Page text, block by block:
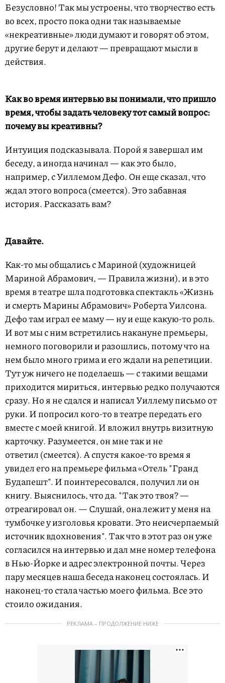
Безусловно! Так мы устроены, что творчество есть
во всех, просто пока одни так называемые
«некреативные» люди думают и говорят об этом,
другие берут и делают — превращают мысли в
действия.
Как во время интервью вы понимали, что пришло
время, чтобы задать человеку тот самый вопрос:
почему вы креативны?
Интуиция подсказывала. Порой я завершал им
беседу, а иногда начинал — как это было,
например, с Уиллемом Дефо. Он еще сказал, что
ждал этого вопроса (смеется). Это забавная
история. Рассказать вам?
Давайте.
Как-то мы общались с Мариной (художницей
Мариной Абрамович, — Правила жизни), и в это
время в театре шла подготовка спектакль «Жизнь
и смерть Марины Абрамович» Роберта Уилсона.
Дефо там играл ее маму — ну и еще какую-то роль.
И вот мы с ним встретились накануне премьеры,
немного поговорили и разошлись, потому что на
нем было много грима и его ждали на репетиции.
Тут уж ничего не поделаешь — с такими вещами
приходится мириться, интервью редко получаются
сразу. Но я не сдался и написал Уиллему письмо от
руки. И попросил кого-то в театре передать его
вместе с моей книгой. И вложил внутрь визитную
карточку. Разумеется, он мне так и не
ответил (смеется). А спустя какое-то время я
увидел его на премьере фильма «Отель "Гранд
Будапешт". И поинтересовался, получил ли он
книгу. Выяснилось, что да. "Так это твоя? —
отреагировал он. — Слушай, она лежит у меня на
тумбочке у изголовья кровати. Это неисчерпаемый
источник вдохновения". Так что в этот раз он уже
согласился на интервью и дал мне номер телефона
в Нью-Йорке и адрес электронной почты. Через
пару месяцев наша беседа наконец состоялась. И
наконец-то стала частью моего фильма. Все это
стоило ожидания.
РЕКЛАМА – ПРОДОЛЖЕНИЕ НИЖЕ